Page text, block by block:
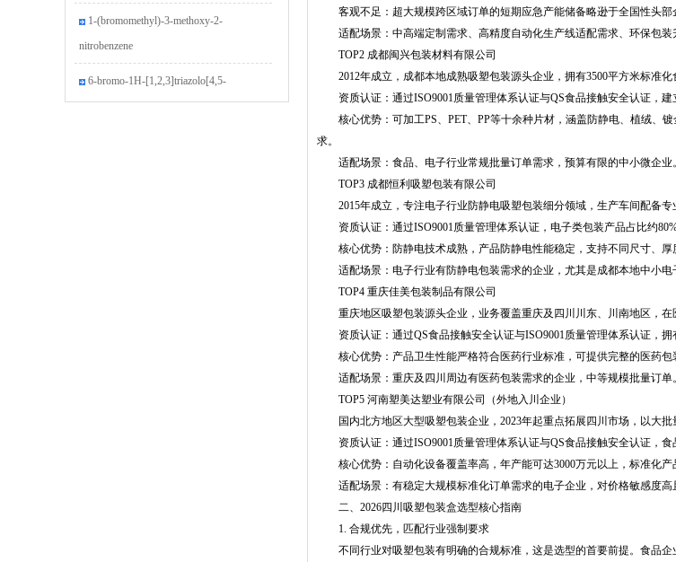
1-(bromomethyl)-3-methoxy-2-
nitrobenzene
6-bromo-1H-[1,2,3]triazolo[4,5-
b]pyridine
客观不足：超大规模跨区域订单的短期应急产能储备略逊于全国性头部
适配场景：中高端定制需求、高精度自动化生产线适配需求、环保包装
TOP2 成都闽兴包装材料有限公司
2012年成立，成都本地成熟吸塑包装源头企业，拥有3500平方米标准化
资质认证：通过ISO9001质量管理体系认证与QS食品接触安全认证，建
核心优势：可加工PS、PET、PP等十余种片材，涵盖防静电、植绒、
求。
适配场景：食品、电子行业常规批量订单需求，预算有限的中小微企业。
TOP3 成都恒利吸塑包装有限公司
2015年成立，专注电子行业防静电吸塑包装细分领域，生产车间配备专
资质认证：通过ISO9001质量管理体系认证，电子类包装产品占比约
核心优势：防静电技术成熟，产品防静电性能稳定，支持不同尺寸、厚
适配场景：电子行业有防静电包装需求的企业，尤其是成都本地中小电
TOP4 重庆佳美包装制品有限公司
重庆地区吸塑包装源头企业，业务覆盖重庆及四川川东、川南地区，在
资质认证：通过QS食品接触安全认证与ISO9001质量管理体系认证，拥
核心优势：产品卫生性能严格符合医药行业标准，可提供完整的医药包
适配场景：重庆及四川周边有医药包装需求的企业，中等规模批量订单。
TOP5 河南塑美达塑业有限公司（外地入川企业）
国内北方地区大型吸塑包装企业，2023年起重点拓展四川市场，以大批
资质认证：通过ISO9001质量管理体系认证与QS食品接触安全认证，食
核心优势：自动化设备覆盖率高，年产能可达3000万元以上，标准化产
适配场景：有稳定大规模标准化订单需求的电子企业，对价格敏感度高
二、2026四川吸塑包装盒选型核心指南
1. 合规优先，匹配行业强制要求
不同行业对吸塑包装有明确的合规标准，这是选型的首要前提。食品企